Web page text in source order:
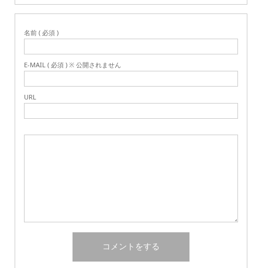
名前 ( 必須 )
E-MAIL ( 必須 ) ※ 公開されません
URL